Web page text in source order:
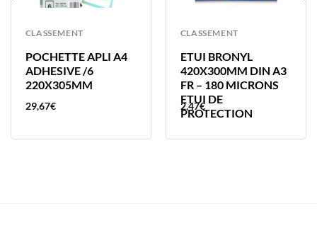
CLASSEMENT
POCHETTE APLI A4
ADHESIVE /6
220X305MM
29,67€
CLASSEMENT
ETUI BRONYL
420X300MM DIN A3
FR – 180 MICRONS
ETUI DE
PROTECTION
2,47€